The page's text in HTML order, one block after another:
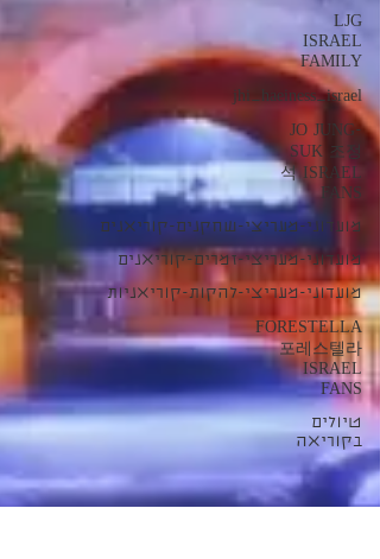
LJG
ISRAEL
FAMILY
jhi_haeiness_israel
JO JUNG-
SUK 조정
석 ISRAEL
FANS
מועדוני-מעריצי-שחקנים-קוריאנים
מועדוני-מעריצי-זמרים-קוריאנים
מועדוני-מעריצי-להקות-קוריאניות
FORESTELLA
포레스텔라
ISRAEL
FANS
טיולים
בקוריאה